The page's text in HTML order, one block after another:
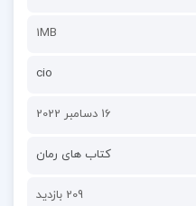
1MB
cio
16 دسامبر 2022
کتاب های رمان
209 بازدید